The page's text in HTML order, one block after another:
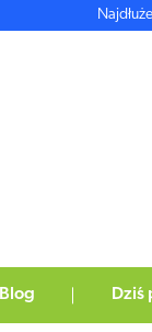
Blog Dziś